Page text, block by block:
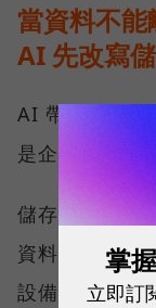
當資料不能
AI 先改寫
AI 帶來的第一
是企業必須重
儲存架構大致
資料安全的守
設備（NAS）
掌
立即訂